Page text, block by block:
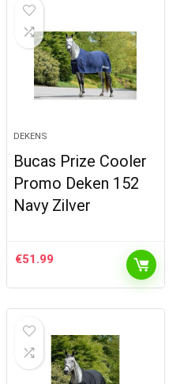
DEKENS
Bucas Prize Cooler
Promo Deken 152
Navy Zilver
€51.99